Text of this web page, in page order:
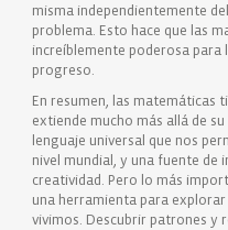
misma independientemente
problema. Esto hace que las
increíblemente poderosa para
progreso.
En resumen, las matemáticas
extiende mucho más allá de
lenguaje universal que nos
nivel mundial, y una fuente de
creatividad. Pero lo más
una herramienta para
vivimos. Descubrir patrones y